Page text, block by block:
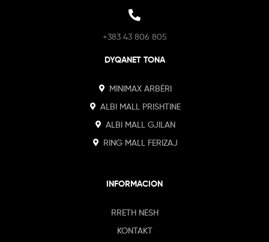
+383 43 806 805
DYQANET TONA
MINIMAX ARBËRI
ALBI MALL PRISHTINE
ALBI MALL GJILAN
RING MALL FERIZAJ
INFORMACION
RRETH NESH
KONTAKT